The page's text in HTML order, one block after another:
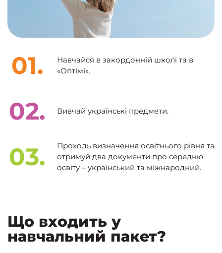
01.
Навчайся в закордонній школі та в
«Оптімі».
02. Вивчай українські предмети.
03.
Проходь визначення освітнього рівня та
отримуй два документи про середню
освіту – український та міжнародний.
Що входить у
навчальний пакет?